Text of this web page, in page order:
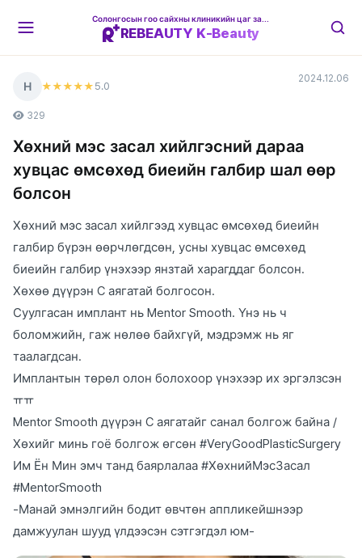
REBEAUTY K-Beauty
Н ★★★★★ 5.0
2024.12.06
329
Хөхний мэс засал хийлгэсний дараа
хувцас өмсөхөд биеийн галбир шал өөр
болсон
Хөхний мэс засал хийлгээд хувцас өмсөхөд биеийн
галбир бүрэн өөрчлөгдсөн, усны хувцас өмсөхөд
биеийн галбир үнэхээр янзтай харагддаг болсон.
Хөхөө дүүрэн C аягатай болгосон.
Суулгасан имплант нь Mentor Smooth. Үнэ нь ч
боломжийн, гаж нөлөө байхгүй, мэдрэмж нь яг
таалагдсан.
Имплантын төрөл олон болохоор үнэхээр их эргэлзсэн
ㅠㅠ
Mentor Smooth дүүрэн C аягатайг санал болгож байна /
Хөхийг минь гоё болгож өгсөн #VeryGoodPlasticSurgery
Им Ён Мин эмч танд баярлалаа #ХөхнийМэсЗасал
#MentorSmooth
-Манай эмнэлгийн бодит өвчтөн аппликейшнээр
дамжуулан шууд үлдээсэн сэтгэгдэл юм-